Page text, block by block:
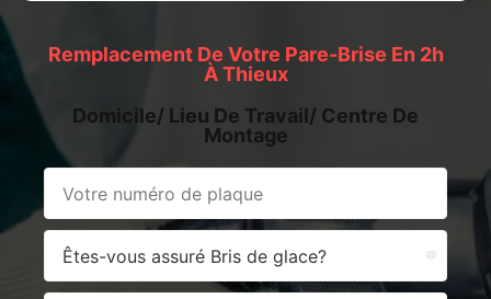
Remplacement De Votre Pare-Brise En 2h
À Thieux
Domicile/ Lieu De Travail/ Centre De
Montage